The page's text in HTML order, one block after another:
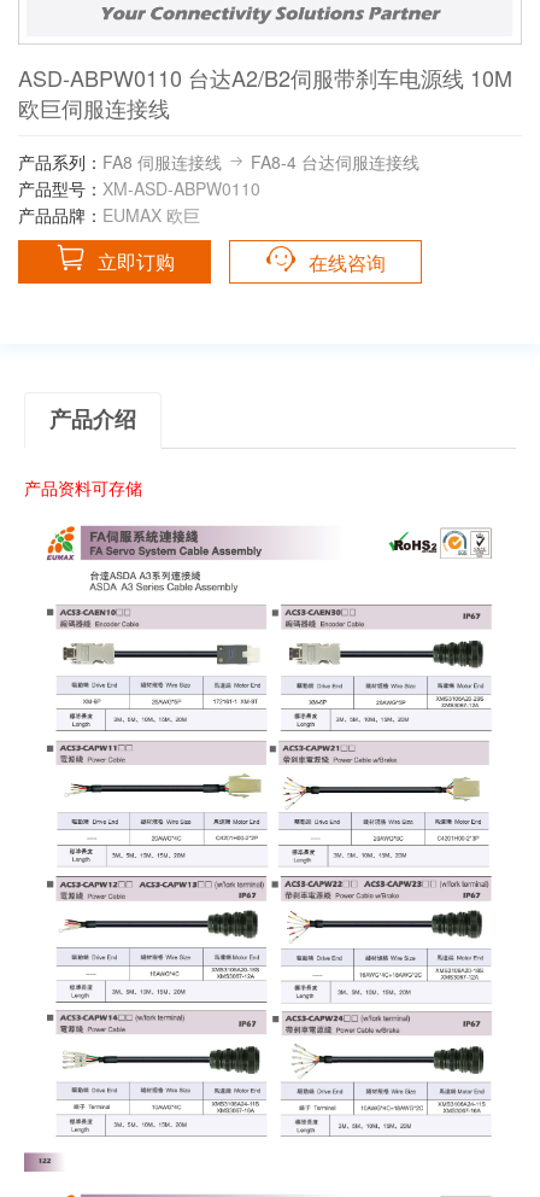
ASD-ABPW0110 台达A2/B2伺服带刹车电源线 10M
欧巨伺服连接线
产品系列： FA8 伺服连接线
FA8-4 台达伺服连接线
产品型号： XM-ASD-ABPW0110
产品品牌： EUMAX 欧巨
立即订购 在线咨询
产品介绍
产品资料可存储